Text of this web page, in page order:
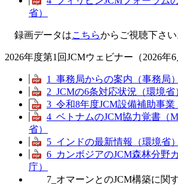
省）
録画データはこちらからご視聴下さい
2026年度第1回JCMウェビナー（2026年6
1_事務局からの案内（事務局）
2_JCMの6条対応状況（環境省
3_令和8年度JCM設備補助事業
4_ベトナムのJCM協力覚書（
省）
5_インドの最新情報（環境省）
6_カンボジアのJCM森林分野
庁）
7_オマーンとのJCM構築に関